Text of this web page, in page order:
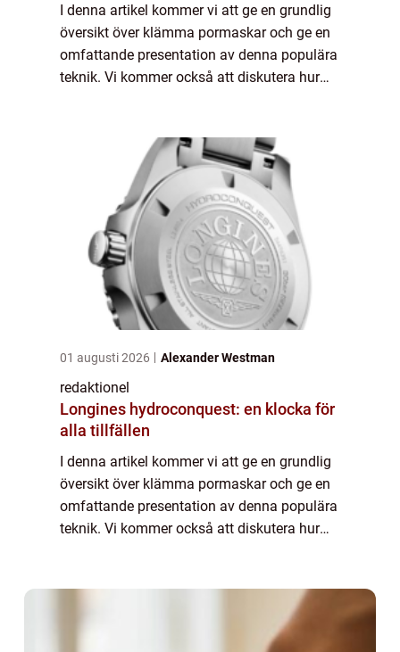
I denna artikel kommer vi att ge en grundlig
översikt över klämma pormaskar och ge en
omfattande presentation av denna populära
teknik. Vi kommer också att diskutera hur
01 augusti 2026 Alexander Westman
redaktionel
Longines hydroconquest: en klocka för
alla tillfällen
I denna artikel kommer vi att ge en grundlig
översikt över klämma pormaskar och ge en
omfattande presentation av denna populära
teknik. Vi kommer också att diskutera hur